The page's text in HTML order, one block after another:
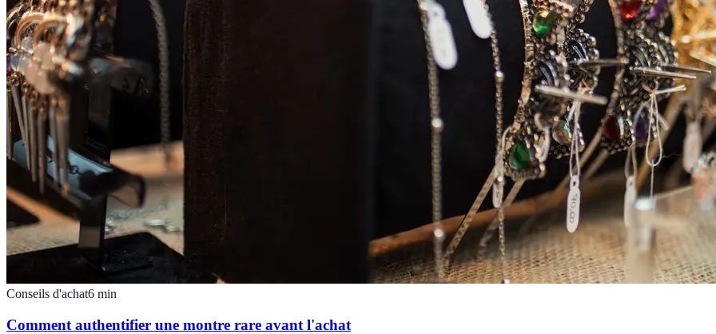
Conseils d'achat6 min
Comment authentifier une montre rare avant l'achat